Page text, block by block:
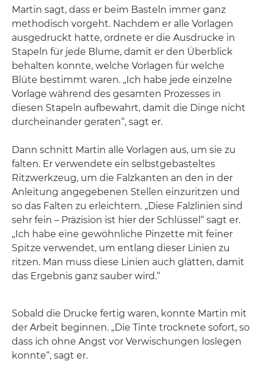
Martin sagt, dass er beim Basteln immer ganz
methodisch vorgeht. Nachdem er alle Vorlagen
ausgedruckt hatte, ordnete er die Ausdrucke in
Stapeln für jede Blume, damit er den Überblick
behalten konnte, welche Vorlagen für welche
Blüte bestimmt waren. „Ich habe jede einzelne
Vorlage während des gesamten Prozesses in
diesen Stapeln aufbewahrt, damit die Dinge nicht
durcheinander geraten“, sagt er.
Dann schnitt Martin alle Vorlagen aus, um sie zu
falten. Er verwendete ein selbstgebasteltes
Ritzwerkzeug, um die Falzkanten an den in der
Anleitung angegebenen Stellen einzuritzen und
so das Falten zu erleichtern. „Diese Falzlinien sind
sehr fein – Präzision ist hier der Schlüssel“ sagt er.
„Ich habe eine gewöhnliche Pinzette mit feiner
Spitze verwendet, um entlang dieser Linien zu
ritzen. Man muss diese Linien auch glätten, damit
das Ergebnis ganz sauber wird.“
Sobald die Drucke fertig waren, konnte Martin mit
der Arbeit beginnen. „Die Tinte trocknete sofort, so
dass ich ohne Angst vor Verwischungen loslegen
konnte“, sagt er.